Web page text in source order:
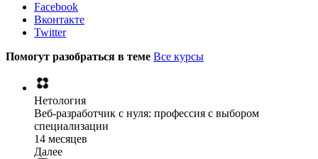
Facebook
Вконтакте
Twitter
Помогут разобраться в теме Все курсы
Нетология
Веб-разработчик с нуля: профессия с выбором
специализации
14 месяцев
Далее